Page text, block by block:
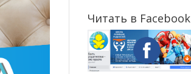
Читать в Facebook